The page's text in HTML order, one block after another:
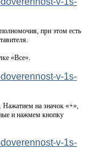
при этом есть
«Все».
на значок «+»,
и нажмем кнопку